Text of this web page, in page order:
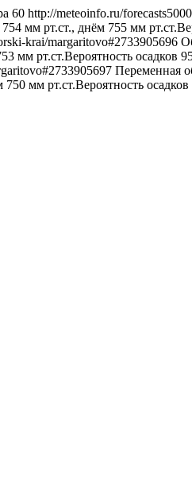
60 http://meteoinfo.ru/
мм рт.ст., днём 755 мм
krai/margaritovo#2733905696
мм рт.ст.Вероятность осадков
Переменная
мм рт.ст.Вероятность осадков